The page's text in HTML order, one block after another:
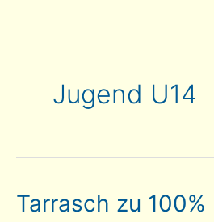
Jugend U14
Tarrasch zu